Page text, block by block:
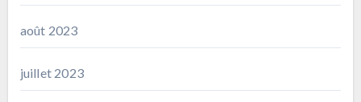
août 2023
juillet 2023